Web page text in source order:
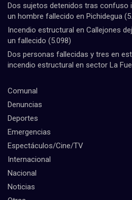
Dos sujetos detenidos tras confuso
un hombre fallecido en Pichidegua
Incendio estructural en Callejones
un fallecido (5.098)
Dos personas fallecidas y tres en
incendio estructural en sector La
Comunal
Denuncias
Deportes
Emergencias
Espectáculos/Cine/TV
Internacional
Nacional
Noticias